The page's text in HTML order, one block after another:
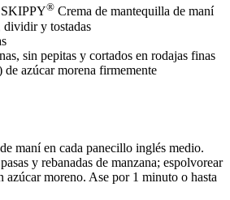
SKIPPY® Crema de mantequilla de maní
dividir y tostadas
sin pepitas y cortados en rodajas finas
de azúcar morena firmemente
maní en cada panecillo inglés medio.
y rebanadas de manzana; espolvorear
azúcar moreno. Ase por 1 minuto o hasta